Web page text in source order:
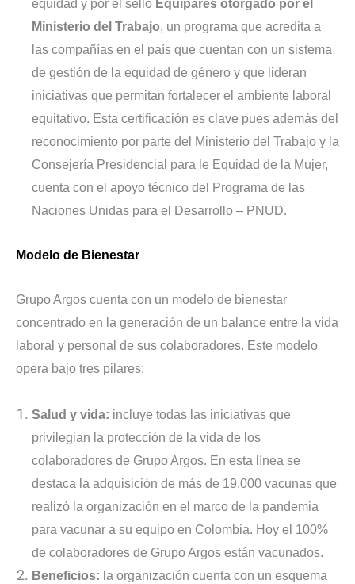
equidad y por el sello Equipares otorgado por el
Ministerio del Trabajo, un programa que acredita a
las compañías en el país que cuentan con un sistema
de gestión de la equidad de género y que lideran
iniciativas que permitan fortalecer el ambiente laboral
equitativo. Esta certificación es clave pues además del
reconocimiento por parte del Ministerio del Trabajo y la
Consejería Presidencial para le Equidad de la Mujer,
cuenta con el apoyo técnico del Programa de las
Naciones Unidas para el Desarrollo – PNUD.
Modelo de Bienestar
Grupo Argos cuenta con un modelo de bienestar
concentrado en la generación de un balance entre la vida
laboral y personal de sus colaboradores. Este modelo
opera bajo tres pilares:
Salud y vida: incluye todas las iniciativas que
privilegian la protección de la vida de los
colaboradores de Grupo Argos. En esta línea se
destaca la adquisición de más de 19.000 vacunas que
realizó la organización en el marco de la pandemia
para vacunar a su equipo en Colombia. Hoy el 100%
de colaboradores de Grupo Argos están vacunados.
Beneficios: la organización cuenta con un esquema